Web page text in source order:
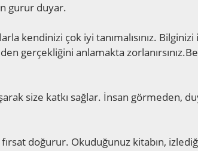
gurur duyar.
kendinizi çok iyi tanımalısınız.
gerçekliğini anlamakta
size katkı sağlar. İnsan görmeden,
doğurur. Okuduğunuz kitabın,